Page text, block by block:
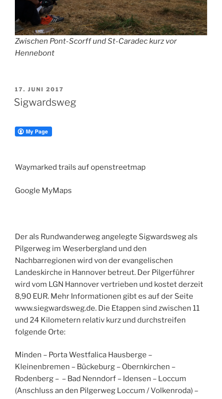
Zwischen Pont-Scorff und St-Caradec kurz vor
Hennebont
VERÖFFENTLICHT
AM
17. JUNI 2017
Sigwardsweg
Waymarked trails auf openstreetmap
Google MyMaps
Der als Rundwanderweg angelegte Sigwardsweg als
Pilgerweg im Weserbergland und den
Nachbarregionen wird von der evangelischen
Landeskirche in Hannover betreut. Der Pilgerführer
wird vom LGN Hannover vertrieben und kostet derzeit
8,90 EUR. Mehr Informationen gibt es auf der Seite
www.siegwardsweg.de. Die Etappen sind zwischen 11
und 24 Kilometern relativ kurz und durchstreifen
folgende Orte:
Minden – Porta Westfalica Hausberge –
Kleinenbremen – Bückeburg – Obernkirchen –
Rodenberg – – Bad Nenndorf – Idensen – Loccum
(Anschluss an den Pilgerweg Loccum / Volkenroda) –